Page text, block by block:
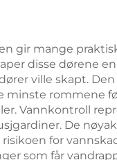
gir mange
disse dørene
ville skapt.
minste rommene
Vannkontroll
De
for
som får